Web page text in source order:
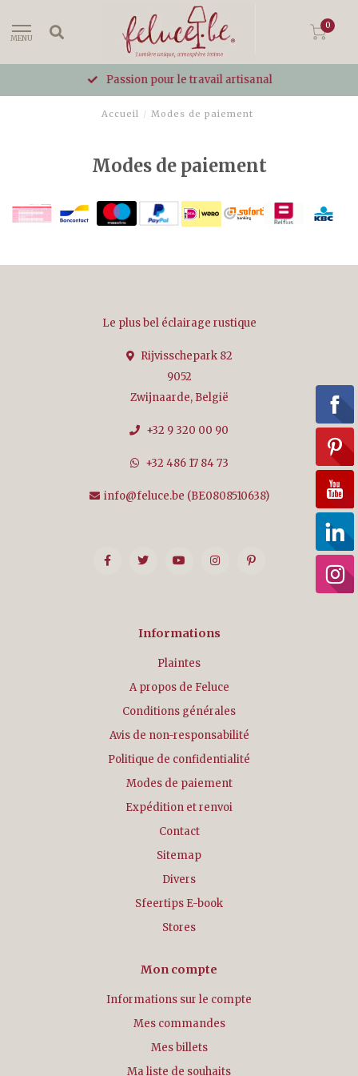
MENU
0
Passion pour le travail artisanal
Accueil / Modes de paiement
Modes de paiement
Le plus bel éclairage rustique
Rijvisschepark 82
9052
Zwijnaarde, België
+32 9 320 00 90
+32 486 17 84 73
info@feluce.be (BE0808510638)
Informations
Plaintes
A propos de Feluce
Conditions générales
Avis de non-responsabilité
Politique de confidentialité
Modes de paiement
Expédition et renvoi
Contact
Sitemap
Divers
Sfeertips E-book
Stores
Mon compte
Informations sur le compte
Mes commandes
Mes billets
Ma liste de souhaits